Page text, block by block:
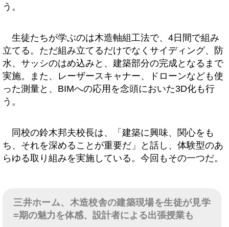
う。
生徒たちが学ぶのは木造軸組工法で、4日間で組み
立てる。ただ組み立てるだけでなくサイディング、防
水、サッシのはめ込みと、建築部分の完成となるまで
実施。また、レーザースキャナー、ドローンなども使
った測量と、BIMへの応用を念頭においた3D化も行
う。
同校の鈴木邦夫校長は、「建築に興味、関心をも
ち、それを深めることが重要だ」と話し、体験型のあ
らゆる取り組みを実施している。今回もその一つだ。
三井ホーム、木造校舎の建築現場を生徒が見学
=期の魅力を体感、設計者による出張授業も